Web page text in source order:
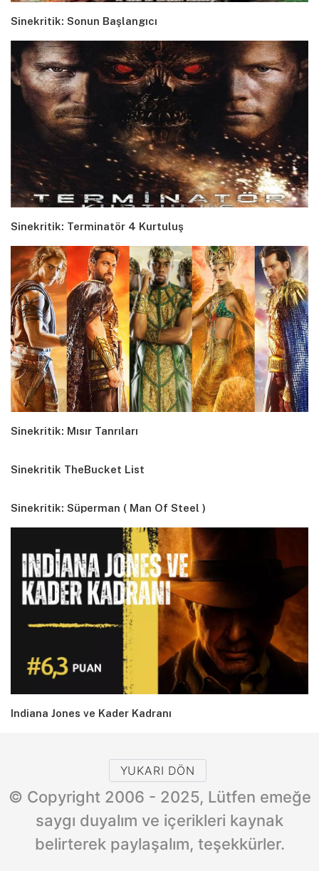
Sinekritik: Sonun Başlangıcı
Sinekritik: Terminatör 4 Kurtuluş
Sinekritik: Mısır Tanrıları
Sinekritik TheBucket List
Sinekritik: Süperman ( Man Of Steel )
Indiana Jones ve Kader Kadranı
YUKARI DÖN
© Copyright 2006 - 2025, Lütfen emeğe
saygı duyalım ve içerikleri kaynak
belirterek paylaşalım, teşekkürler.